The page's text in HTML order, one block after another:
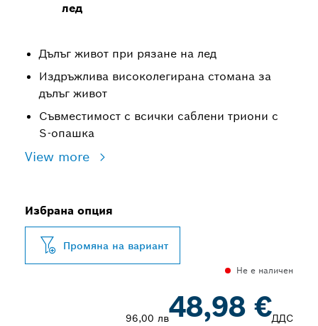
лед
Дълъг живот при рязане на лед
Издръжлива високолегирана стомана за
дълъг живот
Съвместимост с всички саблени триони с
S-опашка
View more
Избрана опция
Промяна на вариант
Не е наличен
96,00 лв48,98 €ДДС